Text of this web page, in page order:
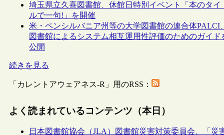
埼玉県立久喜図書館、休館日特別イベント「本のタイ
ルで一句!」を開催
米・ペンシルバニア州等の大学図書館の連合体PALCI、
図書館によるシステム相互運用性評価のためのガイド
公開
続きを見る
「カレントアウェアネス-R」用のRSS：
よく読まれているコンテンツ（本日）
日本図書館協会（JLA）図書館災害対策委員会、「災